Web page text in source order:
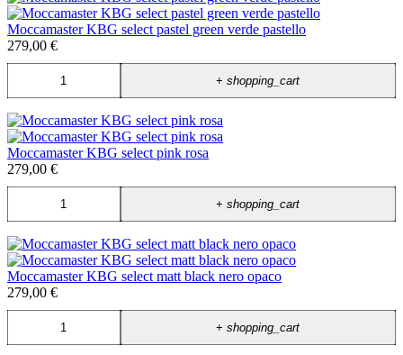
Moccamaster KBG select pastel green verde pastello
279,00 €
+shopping_cart
Moccamaster KBG select pink rosa
279,00 €
+shopping_cart
Moccamaster KBG select matt black nero opaco
279,00 €
+shopping_cart